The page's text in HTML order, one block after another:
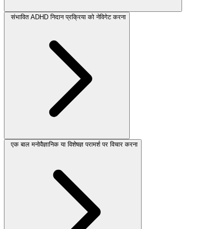
संभावित ADHD निदान प्रक्रिया को नेविगेट करना
एक बाल मनोवैज्ञानिक या विशेषज्ञ परामर्श पर विचार करना